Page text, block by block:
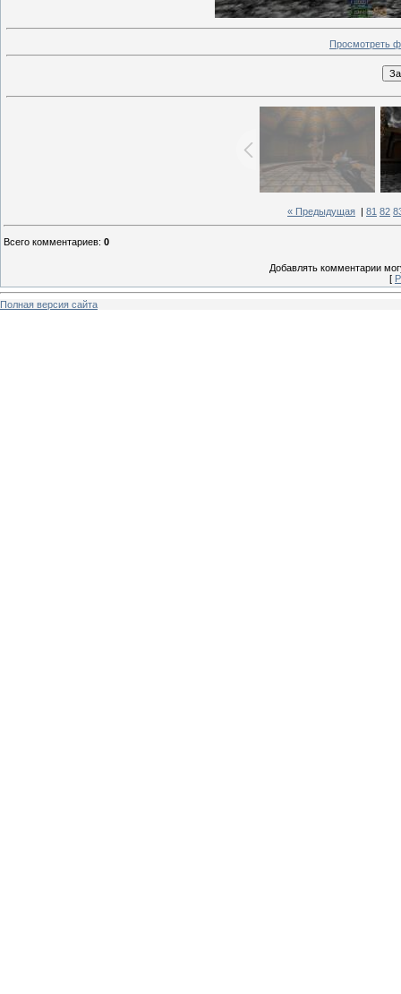
Просмотреть
« Предыдущая 81 82
Всего комментариев: 0
Добавлять комментарии
[
Полная версия сайта